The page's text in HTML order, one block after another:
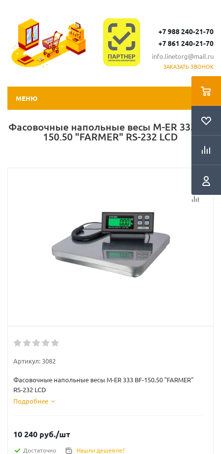
+7 988 240-21-70
+7 861 240-21-70
info.linetorg@mail.ru
ЗАКАЗАТЬ ЗВОНОК
МЕНЮ
Фасовочные напольные весы M-ER 333 BF-
150.50 "FARMER" RS-232 LCD
Артикул: 3082
Фасовочные напольные весы M-ER 333 BF-150.50 "FARMER"
RS-232 LCD
Подробнее
10 240 руб./шт
Достаточно Нашли дешевле?